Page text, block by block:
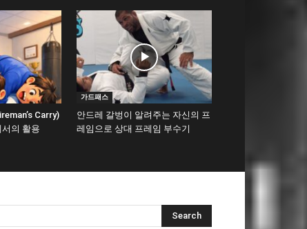
Carry)
의 활용
가드패스
안드레 갈벙이 알려주는 자신의 프
레임으로 상대 프레임 부수기